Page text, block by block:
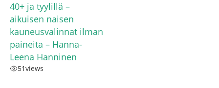
40+ ja tyylillä –
aikuisen naisen
kauneusvalinnat ilman
paineita – Hanna-
Leena Hanninen
51views